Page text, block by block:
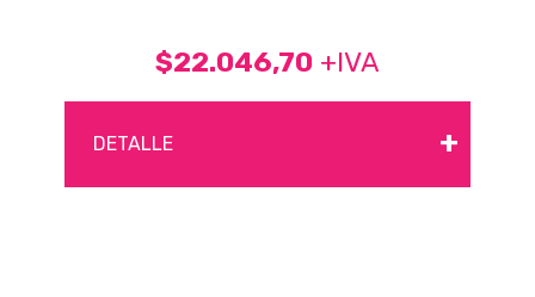
$22.046,70 +IVA
DETALLE +